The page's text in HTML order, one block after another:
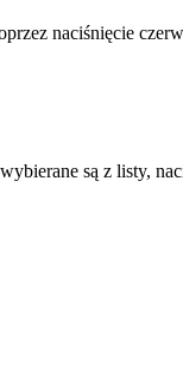
naciśnięcie
są z listy,